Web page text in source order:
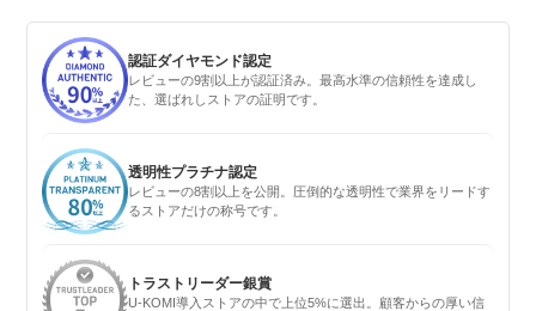
認証ダイヤモンド認定
レビューの9割以上が認証済み。最高水準の信頼性を達成し
た、選ばれしストアの証明です。
透明性プラチナ認定
レビューの8割以上を公開。圧倒的な透明性で業界をリードす
るストアだけの称号です。
トラストリーダー銀賞
U-KOMI導入ストアの中で上位5%に選出。顧客からの厚い信